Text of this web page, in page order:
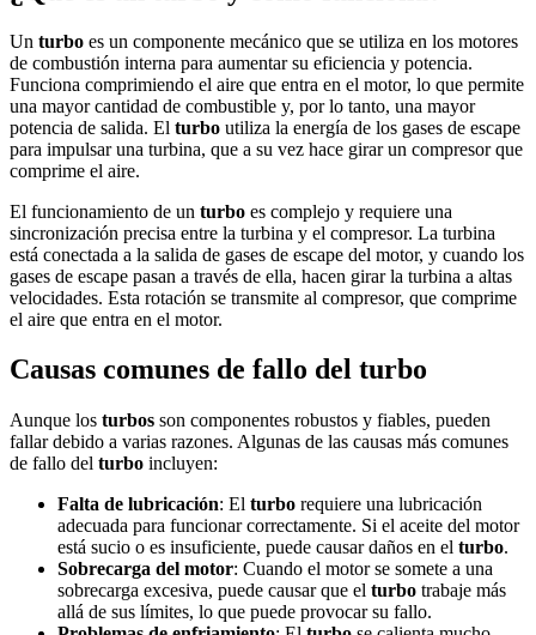
Un turbo es un componente mecánico que se utiliza en los motores
de combustión interna para aumentar su eficiencia y potencia.
Funciona comprimiendo el aire que entra en el motor, lo que permite
una mayor cantidad de combustible y, por lo tanto, una mayor
potencia de salida. El turbo utiliza la energía de los gases de escape
para impulsar una turbina, que a su vez hace girar un compresor que
comprime el aire.
El funcionamiento de un turbo es complejo y requiere una
sincronización precisa entre la turbina y el compresor. La turbina
está conectada a la salida de gases de escape del motor, y cuando los
gases de escape pasan a través de ella, hacen girar la turbina a altas
velocidades. Esta rotación se transmite al compresor, que comprime
el aire que entra en el motor.
Causas comunes de fallo del turbo
Aunque los turbos son componentes robustos y fiables, pueden
fallar debido a varias razones. Algunas de las causas más comunes
de fallo del turbo incluyen:
Falta de lubricación: El turbo requiere una lubricación
adecuada para funcionar correctamente. Si el aceite del motor
está sucio o es insuficiente, puede causar daños en el turbo.
Sobrecarga del motor: Cuando el motor se somete a una
sobrecarga excesiva, puede causar que el turbo trabaje más
allá de sus límites, lo que puede provocar su fallo.